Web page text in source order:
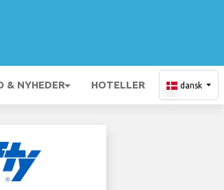
& NYHEDER HOTELLER dansk